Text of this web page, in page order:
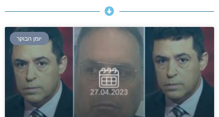
יומן הבוקר